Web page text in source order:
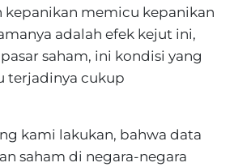
kepanikan memicu kepanikan
adalah efek kejut ini,
saham, ini kondisi yang
terjadinya cukup
kami lakukan, bahwa data
saham di negara-negara